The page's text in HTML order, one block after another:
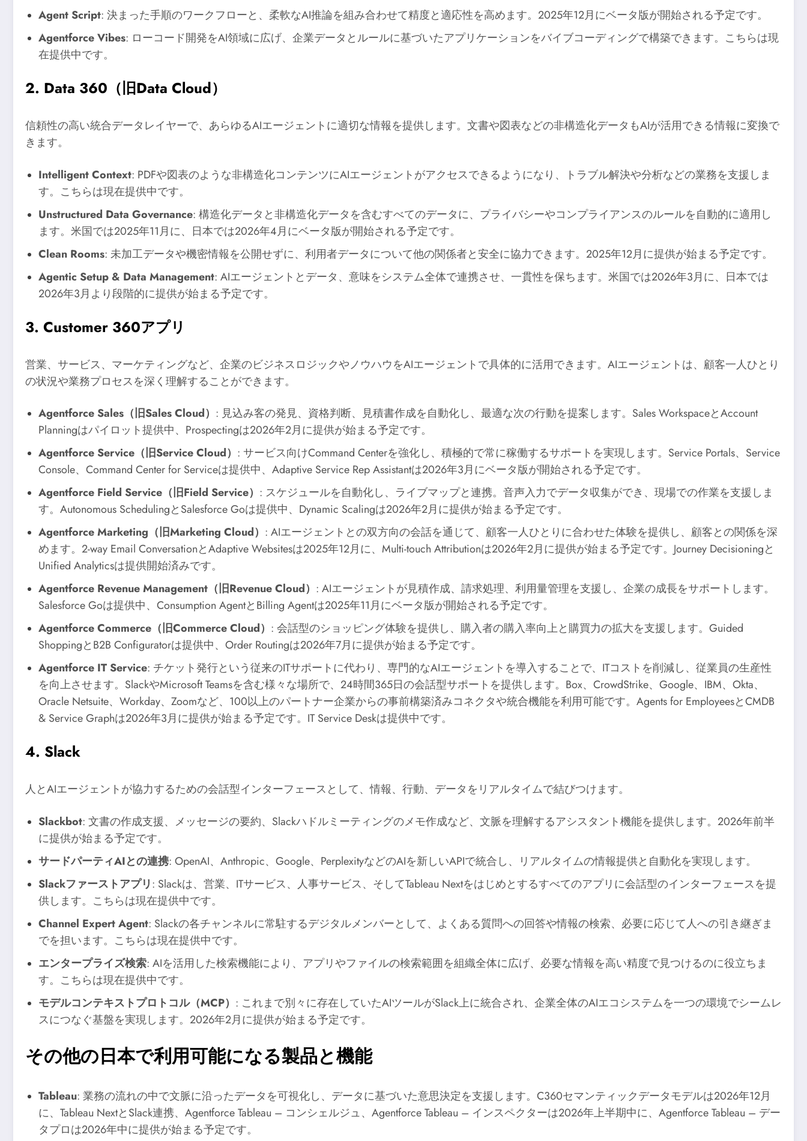
Agent Script: 決まった手順のワークフローと、柔軟なAI推論を組み合わせて精度と適応性を高めます。2025年12月にベータ版が開始される予定です。
Agentforce Vibes: ローコード開発をAI領域に広げ、企業データとルールに基づいたアプリケーションをバイブコーディングで構築できます。こちらは現
在提供中です。
2. Data 360（旧Data Cloud）
信頼性の高い統合データレイヤーで、あらゆるAIエージェントに適切な情報を提供します。文書や図表などの非構造化データもAIが活用できる情報に変換で
きます。
Intelligent Context: PDFや図表のような非構造化コンテンツにAIエージェントがアクセスできるようになり、トラブル解決や分析などの業務を支援しま
す。こちらは現在提供中です。
Unstructured Data Governance: 構造化データと非構造化データを含むすべてのデータに、プライバシーやコンプライアンスのルールを自動的に適用し
ます。米国では2025年11月に、日本では2026年4月にベータ版が開始される予定です。
Clean Rooms: 未加工データや機密情報を公開せずに、利用者データについて他の関係者と安全に協力できます。2025年12月に提供が始まる予定です。
Agentic Setup & Data Management: AIエージェントとデータ、意味をシステム全体で連携させ、一貫性を保ちます。米国では2026年3月に、日本では
2026年3月より段階的に提供が始まる予定です。
3. Customer 360アプリ
営業、サービス、マーケティングなど、企業のビジネスロジックやノウハウをAIエージェントで具体的に活用できます。AIエージェントは、顧客一人ひとり
の状況や業務プロセスを深く理解することができます。
Agentforce Sales（旧Sales Cloud） : 見込み客の発見、資格判断、見積書作成を自動化し、最適な次の行動を提案します。Sales WorkspaceとAccount
Planningはパイロット提供中、Prospectingは2026年2月に提供が始まる予定です。
Agentforce Service（旧Service Cloud） : サービス向けCommand Centerを強化し、積極的で常に稼働するサポートを実現します。Service Portals、Service
Console、Command Center for Serviceは提供中、Adaptive Service Rep Assistantは2026年3月にベータ版が開始される予定です。
Agentforce Field Service（旧Field Service） : スケジュールを自動化し、ライブマップと連携。音声入力でデータ収集ができ、現場での作業を支援しま
す。Autonomous SchedulingとSalesforce Goは提供中、Dynamic Scalingは2026年2月に提供が始まる予定です。
Agentforce Marketing（旧Marketing Cloud） : AIエージェントとの双方向の会話を通じて、顧客一人ひとりに合わせた体験を提供し、顧客との関係を深
めます。2-way Email ConversationとAdaptive Websitesは2025年12月に、Multi-touch Attributionは2026年2月に提供が始まる予定です。Journey Decisioningと
Unified Analyticsは提供開始済みです。
Agentforce Revenue Management（旧Revenue Cloud） : AIエージェントが見積作成、請求処理、利用量管理を支援し、企業の成長をサポートします。
Salesforce Goは提供中、Consumption AgentとBilling Agentは2025年11月にベータ版が開始される予定です。
Agentforce Commerce（旧Commerce Cloud） : 会話型のショッピング体験を提供し、購入者の購入率向上と購買力の拡大を支援します。Guided
ShoppingとB2B Configuratorは提供中、Order Routingは2026年7月に提供が始まる予定です。
Agentforce IT Service: チケット発行という従来のITサポートに代わり、専門的なAIエージェントを導入することで、ITコストを削減し、従業員の生産性
を向上させます。SlackやMicrosoft Teamsを含む様々な場所で、24時間365日の会話型サポートを提供します。Box、CrowdStrike、Google、IBM、Okta、
Oracle Netsuite、Workday、Zoomなど、100以上のパートナー企業からの事前構築済みコネクタや統合機能を利用可能です。Agents for EmployeesとCMDB
& Service Graphは2026年3月に提供が始まる予定です。IT Service Deskは提供中です。
4. Slack
人とAIエージェントが協力するための会話型インターフェースとして、情報、行動、データをリアルタイムで結びつけます。
Slackbot: 文書の作成支援、メッセージの要約、Slackハドルミーティングのメモ作成など、文脈を理解するアシスタント機能を提供します。2026年前半
に提供が始まる予定です。
サードパーティAIとの連携: OpenAI、Anthropic、Google、PerplexityなどのAIを新しいAPIで統合し、リアルタイムの情報提供と自動化を実現します。
Slackファーストアプリ: Slackは、営業、ITサービス、人事サービス、そしてTableau Nextをはじめとするすべてのアプリに会話型のインターフェースを提
供します。こちらは現在提供中です。
Channel Expert Agent: Slackの各チャンネルに常駐するデジタルメンバーとして、よくある質問への回答や情報の検索、必要に応じて人への引き継ぎま
でを担います。こちらは現在提供中です。
エンタープライズ検索: AIを活用した検索機能により、アプリやファイルの検索範囲を組織全体に広げ、必要な情報を高い精度で見つけるのに役立ちま
す。こちらは現在提供中です。
モデルコンテキストプロトコル（MCP） : これまで別々に存在していたAIツールがSlack上に統合され、企業全体のAIエコシステムを一つの環境でシームレ
スにつなぐ基盤を実現します。2026年2月に提供が始まる予定です。
その他の日本で利用可能になる製品と機能
Tableau: 業務の流れの中で文脈に沿ったデータを可視化し、データに基づいた意思決定を支援します。C360セマンティックデータモデルは2026年12月
に、Tableau NextとSlack連携、Agentforce Tableau – コンシェルジュ、Agentforce Tableau – インスペクターは2026年上半期中に、Agentforce Tableau – デー
タプロは2026年中に提供が始まる予定です。